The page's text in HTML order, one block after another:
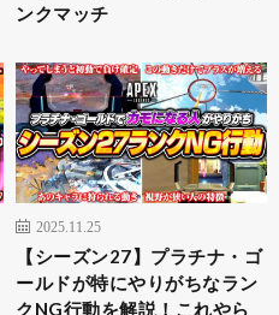
ンクマッチ
2025.11.25
【シーズン27】プラチナ・ゴ
ールドが特にやりがちなラン
クNG行動を解説！これやら